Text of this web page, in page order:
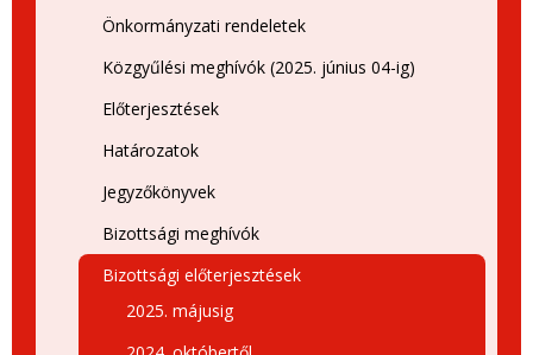
Önkormányzati rendeletek
Közgyűlési meghívók (2025. június 04-ig)
Előterjesztések
Határozatok
Jegyzőkönyvek
Bizottsági meghívók
Bizottsági előterjesztések
2025. májusig